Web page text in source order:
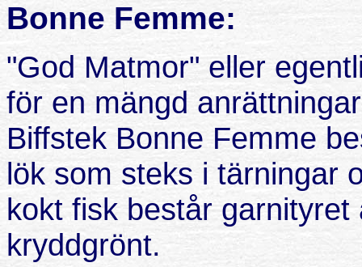
Bonne Femme:
"God Matmor" eller
för en mängd
Biffstek Bonne Femme
lök som steks i tärningar
kokt fisk består
kryddgrönt.